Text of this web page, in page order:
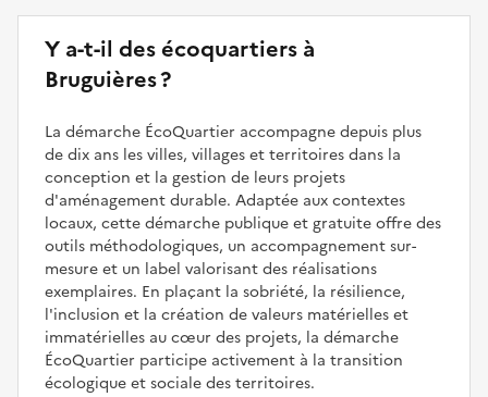
Y a-t-il des écoquartiers à
Bruguières ?
La démarche ÉcoQuartier accompagne depuis plus
de dix ans les villes, villages et territoires dans la
conception et la gestion de leurs projets
d'aménagement durable. Adaptée aux contextes
locaux, cette démarche publique et gratuite offre des
outils méthodologiques, un accompagnement sur-
mesure et un label valorisant des réalisations
exemplaires. En plaçant la sobriété, la résilience,
l'inclusion et la création de valeurs matérielles et
immatérielles au cœur des projets, la démarche
ÉcoQuartier participe activement à la transition
écologique et sociale des territoires.